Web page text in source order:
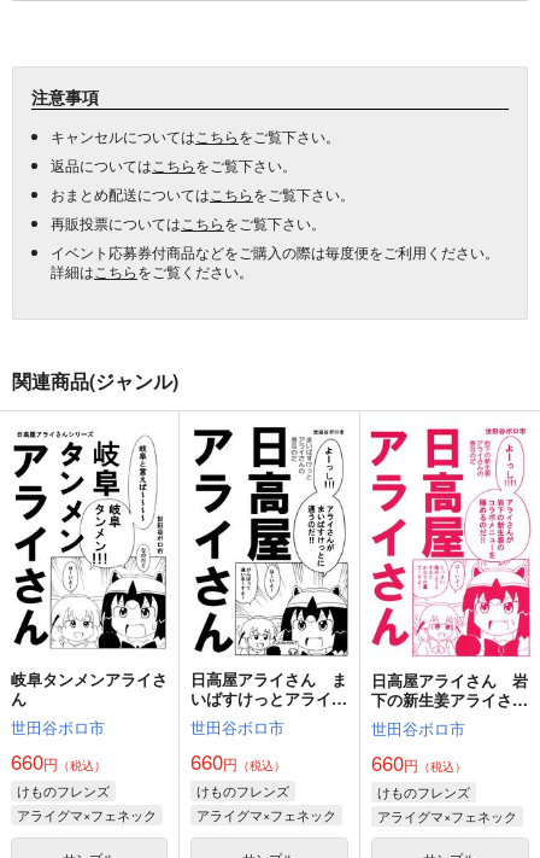
注意事項
キャンセルについては こちらをご覧下さい。
返品については こちらをご覧下さい。
おまとめ配送については こちらをご覧下さい。
再販投票については こちらをご覧下さい。
イベント応募券付商品などをご購入の際は毎度便をご利用ください。
詳細は こちらをご覧ください。
関連商品(ジャンル)
岐阜タンメンアライさ
ん
世田谷ボロ市
660円 （税込）
けものフレンズ
アライグマ×フェネック
日高屋アライさん ま
いばすけっとアライさ
んの巻
世田谷ボロ市
660円 （税込）
けものフレンズ
アライグマ×フェネック
日高屋アライさん 岩
下の新生姜アライさん
の巻
世田谷ボロ市
660円 （税込）
けものフレンズ
アライグマ×フェネック